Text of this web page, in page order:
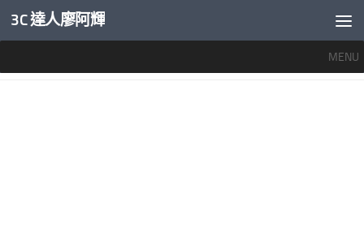
內文下方
3C 達人廖阿輝
MENU